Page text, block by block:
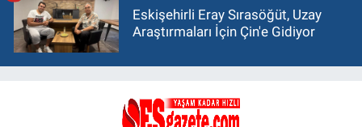
Eskişehirli Eray Sırasöğüt, Uzay
Araştırmaları İçin Çin'e Gidiyor